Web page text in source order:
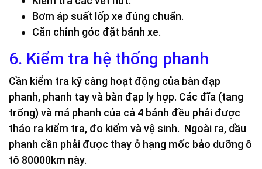
Bơm áp suất lốp xe đúng chuẩn.
Căn chỉnh góc đặt bánh xe.
6. Kiểm tra hệ thống phanh
Cần kiểm tra kỹ càng hoạt động của bàn đạp
phanh, phanh tay và bàn đạp ly hợp. Các đĩa (tang
trống) và má phanh của cả 4 bánh đều phải được
tháo ra kiểm tra, đo kiểm và vệ sinh. Ngoài ra, dầu
phanh cần phải được thay ở hạng mốc bảo dưỡng ô
tô 80000km này.